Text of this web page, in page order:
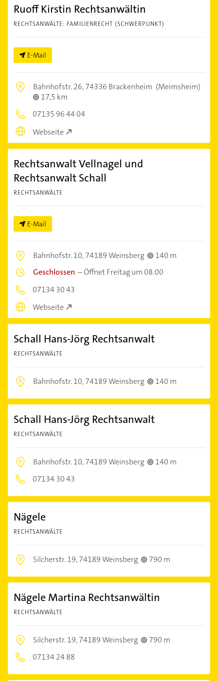
Ruoff Kirstin Rechtsanwältin
RECHTSANWÄLTE: FAMILIENRECHT (SCHWERPUNKT)
E-Mail
Bahnhofstr. 26,74336 Brackenheim (Meimsheim)
17,5 km
07135 96 44 04
Webseite
Rechtsanwalt Vellnagel und
Rechtsanwalt Schall
RECHTSANWÄLTE
E-Mail
Bahnhofstr. 10,74189 Weinsberg
140 m
Geschlossen –Öffnet Freitag um 08:00
07134 30 43
Webseite
Schall Hans-Jörg Rechtsanwalt
RECHTSANWÄLTE
Bahnhofstr. 10,74189 Weinsberg 140 m
Schall Hans-Jörg Rechtsanwalt
RECHTSANWÄLTE
Bahnhofstr. 10,74189 Weinsberg
140 m
07134 30 43
Nägele
RECHTSANWÄLTE
Silcherstr. 19,74189 Weinsberg 790 m
Nägele Martina Rechtsanwältin
RECHTSANWÄLTE
Silcherstr. 19,74189 Weinsberg
790 m
07134 24 88